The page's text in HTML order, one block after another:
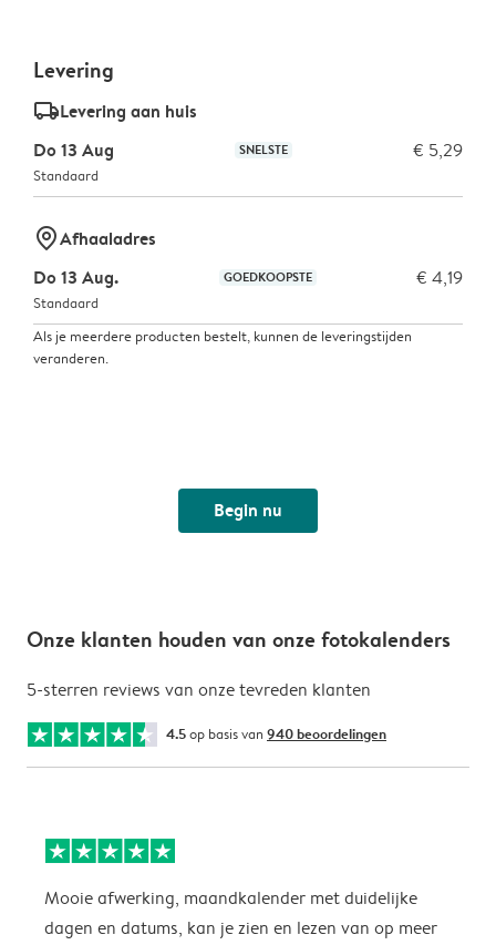
Levering
delivery_standard_v2Levering aan huis
Do 13 Aug
SNELSTE € 5,29
Standaard
marker-pinAfhaaladres
Do 13 Aug.
GOEDKOOPSTE € 4,19
Standaard
Als je meerdere producten bestelt, kunnen de leveringstijden
veranderen.
Begin nu
Onze klanten houden van onze fotokalenders
5-sterren reviews van onze tevreden klanten
4.5op basis van 940 beoordelingen
Mooie afwerking, maandkalender met duidelijke
dagen en datums, kan je zien en lezen van op meer